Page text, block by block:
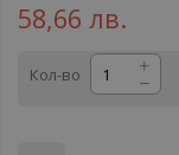
58,66 лв.
Кол-во